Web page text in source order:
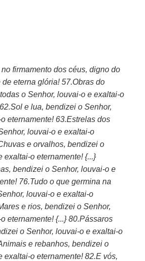
firmamento dos céus, digno do
eterna glória! 57.Obras do
o Senhor, louvai-o e exaltai-o
e lua, bendizei o Senhor,
eternamente! 63.Estrelas dos
louvai-o e exaltai-o
e orvalhos, bendizei o
exaltai-o eternamente! {...}
bendizei o Senhor, louvai-o e
76.Tudo o que germina na
louvai-o e exaltai-o
e rios, bendizei o Senhor,
eternamente! {...} 80.Pássaros
o Senhor, louvai-o e exaltai-o
e rebanhos, bendizei o
exaltai-o eternamente! 82.E vós,